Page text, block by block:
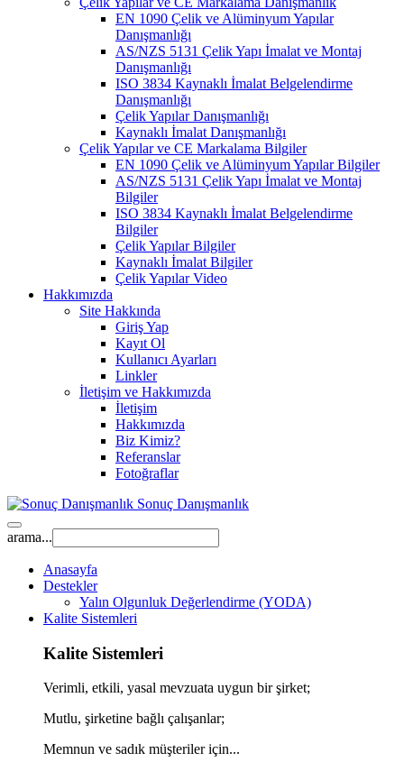
EN 1090 Çelik ve Alüminyum Yapılar
Danışmanlığı
AS/NZS 5131 Çelik Yapı İmalat ve Montaj
Danışmanlığı
ISO 3834 Kaynaklı İmalat Belgelendirme
Danışmanlığı
Çelik Yapılar Danışmanlığı
Kaynaklı İmalat Danışmanlığı
Çelik Yapılar ve CE Markalama Bilgiler
EN 1090 Çelik ve Alüminyum Yapılar Bilgiler
AS/NZS 5131 Çelik Yapı İmalat ve Montaj
Bilgiler
ISO 3834 Kaynaklı İmalat Belgelendirme
Bilgiler
Çelik Yapılar Bilgiler
Kaynaklı İmalat Bilgiler
Çelik Yapılar Video
Hakkımızda
Site Hakkında
Giriş Yap
Kayıt Ol
Kullanıcı Ayarları
Linkler
İletişim ve Hakkımızda
İletişim
Hakkımızda
Biz Kimiz?
Referanslar
Fotoğraflar
Sonuç Danışmanlık
arama...
Anasayfa
Destekler
Yalın Olgunluk Değerlendirme (YODA)
Kalite Sistemleri
Kalite Sistemleri
Verimli, etkili, yasal mevzuata uygun bir şirket;
Mutlu, şirketine bağlı çalışanlar;
Memnun ve sadık müşteriler için...